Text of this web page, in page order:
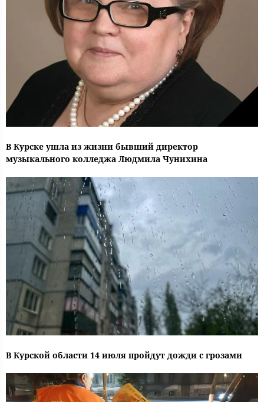
В Курске ушла из жизни бывший директор
музыкального колледжа Людмила Чунихина
В Курской области 14 июля пройдут дожди с грозами